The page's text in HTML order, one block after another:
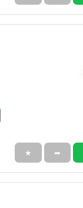
★ ➦